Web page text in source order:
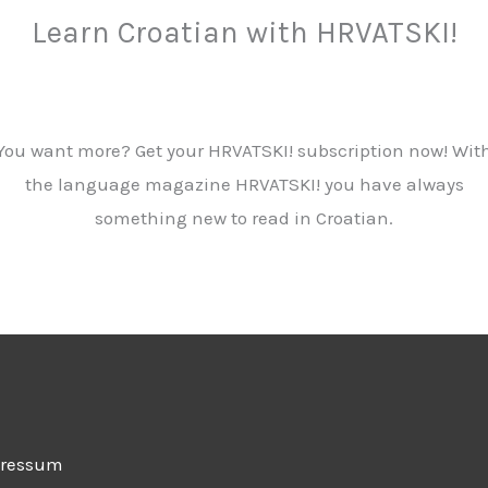
Learn Croatian with HRVATSKI!
want more? Get your HRVATSKI! subscription now!
the language magazine HRVATSKI! you have always
something new to read in Croatian.